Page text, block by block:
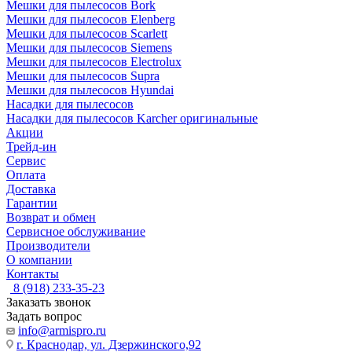
Мешки для пылесосов Bork
Мешки для пылесосов Elenberg
Мешки для пылесосов Scarlett
Мешки для пылесосов Siemens
Мешки для пылесосов Electrolux
Мешки для пылесосов Supra
Мешки для пылесосов Hyundai
Насадки для пылесосов
Насадки для пылесосов Karcher оригинальные
Акции
Трейд-ин
Сервис
Оплата
Доставка
Гарантии
Возврат и обмен
Сервисное обслуживание
Производители
О компании
Контакты
8 (918) 233-35-23
Заказать звонок
Задать вопрос
info@armispro.ru
г. Краснодар, ул. Дзержинского,92